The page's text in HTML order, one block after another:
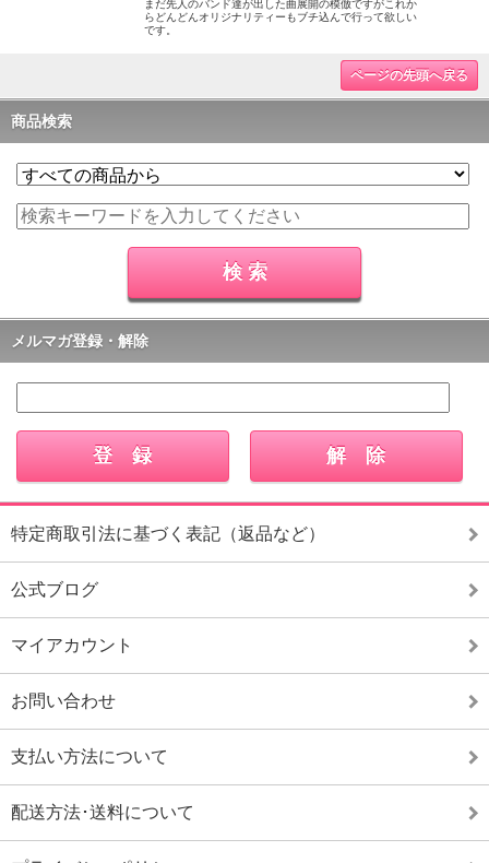
まだ先人のバンド達が出した曲展開の模倣ですがこれか
らどんどんオリジナリティーもブチ込んで行って欲しい
です。
ページの先頭へ戻る
商品検索
メルマガ登録・解除
特定商取引法に基づく表記（返品など）
公式ブログ
マイアカウント
お問い合わせ
支払い方法について
配送方法･送料について